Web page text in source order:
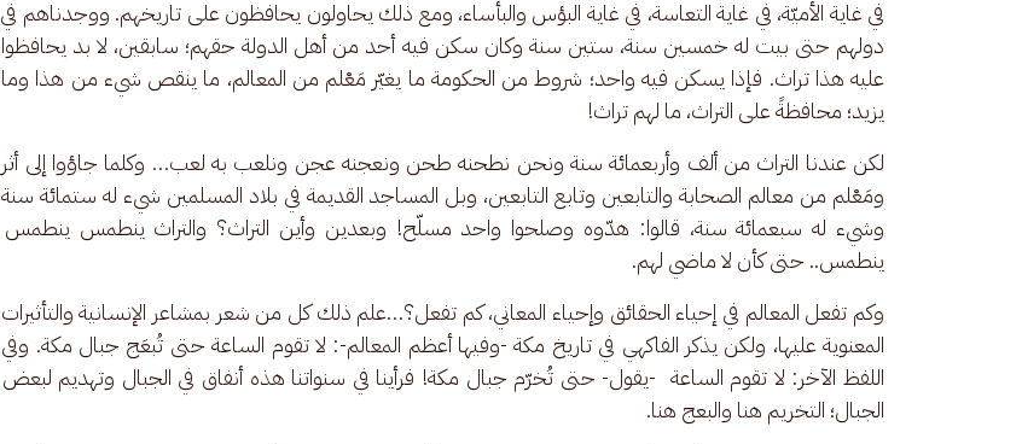
في غاية الأميّة، في غاية التعاسة، في غاية البؤس والبأساء، ومع ذلك يحاولون يحافظون على تاريخهم. ووجدناهم في
دولهم حتى بيت له خمسين سنة، ستين سنة وكان سكن فيه أحد من أهل الدولة حقهم؛ سابقين، لا بد يحافظوا
عليه هذا تراث. فإذا يسكن فيه واحد؛ شروط من الحكومة ما يغيّر مَعْلم من المعالم، ما ينقص شيء من هذا وما
يزيد؛ محافظةً على التراث، ما لهم تراث!
لكن عندنا التراث من ألف وأربعمائة سنة ونحن نطحنه طحن ونعجنه عجن ونلعب به لعب… وكلما جاؤوا إلى أثر
ومَعْلم من معالم الصحابة والتابعين وتابع التابعين، وبل المساجد القديمة في بلاد المسلمين شيء له ستمائة سنة
وشيء له سبعمائة سنة، قالوا: هدّوه وصلحوا واحد مسلّح! وبعدين وأين التراث؟ والتراث ينطمس ينطمس
ينطمس.. حتى كأن لا ماضي لهم.
وكم تفعل المعالم في إحياء الحقائق وإحياء المعاني، كم تفعل؟…علم ذلك كل من شعر بمشاعر الإنسانية والتأثيرات
المعنوية عليها، ولكن يذكر الفاكهي في تاريخ مكة -وفيها أعظم المعالم-: لا تقوم الساعة حتى تُبعَج جبال مكة. وفي
اللفظ الآخر: لا تقوم الساعة  -يقول- حتى تُخرّم جبال مكة! فرأينا في سنواتنا هذه أنفاق في الجبال وتهديم لبعض
الجبال؛ التخريم هنا والبعج هنا.